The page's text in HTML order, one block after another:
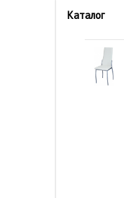
Каталог